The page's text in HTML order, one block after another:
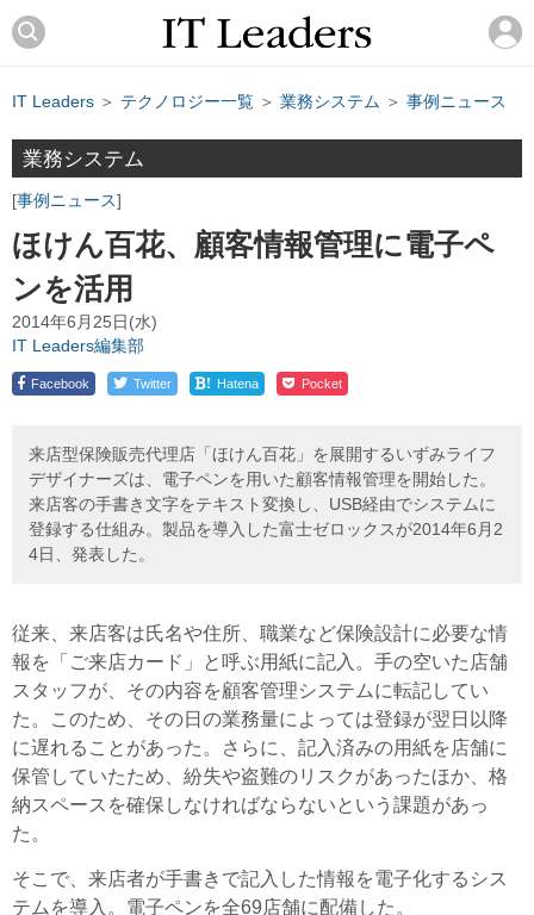
IT Leaders ＞ テクノロジー一覧 ＞ 業務システム ＞ 事例ニュース
業務システム
事例ニュース
ほけん百花、顧客情報管理に電子ペ
ンを活用
2014年6月25日(水)
IT Leaders編集部
Facebook Twitter ! Hatena Pocket
来店型保険販売代理店「ほけん百花」を展開するいずみライフ
デザイナーズは、電子ペンを用いた顧客情報管理を開始した。
来店客の手書き文字をテキスト変換し、USB経由でシステムに
登録する仕組み。製品を導入した富士ゼロックスが2014年6月2
4日、発表した。
従来、来店客は氏名や住所、職業など保険設計に必要な情
報を「ご来店カード」と呼ぶ用紙に記入。手の空いた店舗
スタッフが、その内容を顧客管理システムに転記してい
た。このため、その日の業務量によっては登録が翌日以降
に遅れることがあった。さらに、記入済みの用紙を店舗に
保管していたため、紛失や盗難のリスクがあったほか、格
納スペースを確保しなければならないという課題があっ
た。
そこで、来店者が手書きで記入した情報を電子化するシス
テムを導入。電子ペンを全69店舗に配備した。